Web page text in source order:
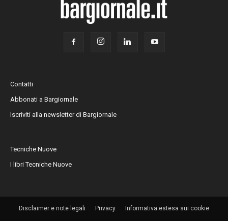
Contatti
Abbonati a Bargiornale
Iscriviti alla newsletter di Bargiornale
Tecniche Nuove
I libri Tecniche Nuove
Disclaimer e note legali Privacy Informativa estesa sui cookie